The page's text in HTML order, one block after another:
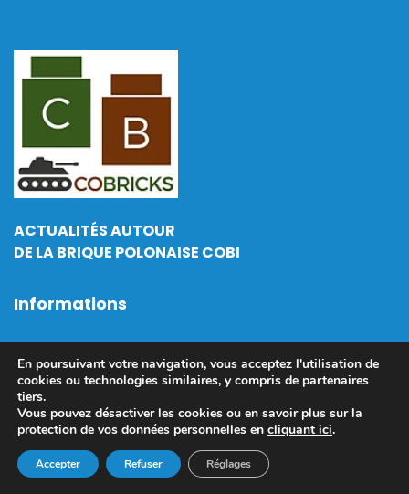
ACTUALITÉS AUTOUR
DE LA BRIQUE POLONAISE COBI
Informations
Actualités
Contactez-moi
Politique de confidentialité
Mentions Légales
En poursuivant votre navigation, vous acceptez l'utilisation de
cookies ou technologies similaires, y compris de partenaires
tiers.
Vous pouvez désactiver les cookies ou en savoir plus sur la
protection de vos données personnelles en cliquant ici.
Accepter Refuser Réglages